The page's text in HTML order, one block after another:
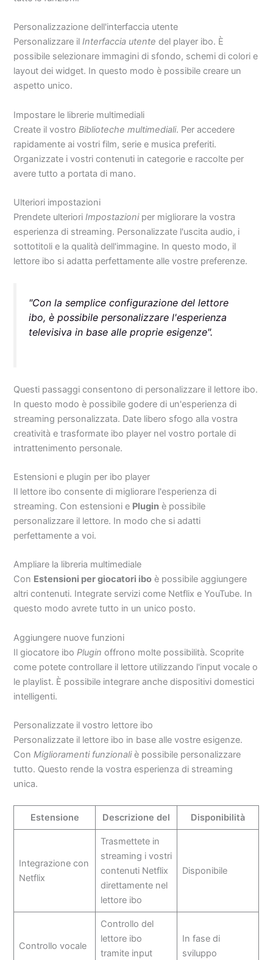
Personalizzazione dell'interfaccia utente
Personalizzare ilInterfaccia utente del player ibo. È
possibile selezionare immagini di sfondo, schemi di colori e
layout dei widget. In questo modo è possibile creare un
aspetto unico.
Impostare le librerie multimediali
Create il vostro Biblioteche multimediali. Per accedere
rapidamente ai vostri film, serie e musica preferiti.
Organizzate i vostri contenuti in categorie e raccolte per
avere tutto a portata di mano.
Ulteriori impostazioni
Prendete ulterioriImpostazioniper migliorare la vostra
esperienza di streaming. Personalizzate l'uscita audio, i
sottotitoli e la qualità dell'immagine. In questo modo, il
lettore ibo si adatta perfettamente alle vostre preferenze.
"Con la semplice configurazione del lettore
ibo, è possibile personalizzare l'esperienza
televisiva in base alle proprie esigenze".
Questi passaggi consentono di personalizzare il lettore ibo.
In questo modo è possibile godere di un'esperienza di
streaming personalizzata. Date libero sfogo alla vostra
creatività e trasformate ibo player nel vostro portale di
intrattenimento personale.
Estensioni e plugin per ibo player
Il lettore ibo consente di migliorare l'esperienza di
streaming. Con estensioni e Plugin è possibile
personalizzare il lettore. In modo che si adatti
perfettamente a voi.
Ampliare la libreria multimediale
Con Estensioni per giocatori ibo è possibile aggiungere
altri contenuti. Integrate servizi come Netflix e YouTube. In
questo modo avrete tutto in un unico posto.
Aggiungere nuove funzioni
Il giocatore iboPlugin offrono molte possibilità. Scoprite
come potete controllare il lettore utilizzando l'input vocale o
le playlist. È possibile integrare anche dispositivi domestici
intelligenti.
Personalizzate il vostro lettore ibo
Personalizzate il lettore ibo in base alle vostre esigenze.
ConMiglioramenti funzionaliè possibile personalizzare
tutto. Questo rende la vostra esperienza di streaming
unica.
Estensione Descrizione del Disponibilità
Integrazione con
Netflix
Trasmettete in
streaming i vostri
contenuti Netflix
direttamente nel
lettore ibo
Disponibile
Controllo vocale
Controllo del
lettore ibo
tramite input
In fase di
sviluppo